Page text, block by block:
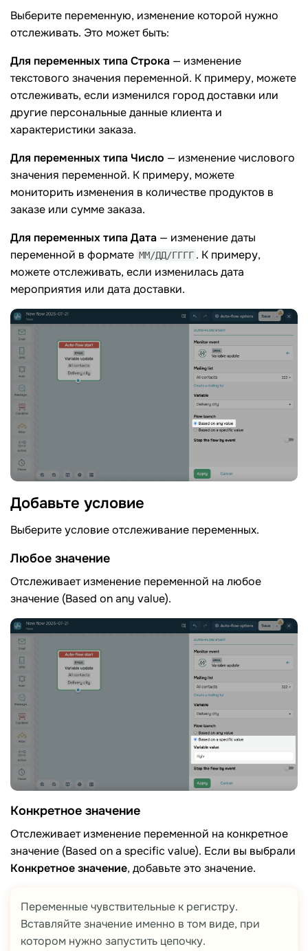
Выберите переменную, изменение которой нужно
отслеживать. Это может быть:
Для переменных типаСтрока — изменение
текстового значения переменной. К примеру, можете
отслеживать, если изменился город доставки или
другие персональные данные клиента и
характеристики заказа.
Для переменных типаЧисло — изменение числового
значения переменной. К примеру, можете
мониторить изменения в количестве продуктов в
заказе или сумме заказа.
Для переменных типаДата — изменение даты
переменной в формате ММ/ДД/ГГГГ . К примеру,
можете отслеживать, если изменилась дата
мероприятия или дата доставки.
Добавьте условие
Выберите условие отслеживание переменных.
Любое значение
Отслеживает изменение переменной на любое
значение (Based on any value).
Конкретное значение
Отслеживает изменение переменной на конкретное
значение (Based on a specific value). Если вы выбрали
Конкретное значение, добавьте это значение.
Переменные чувствительные к регистру.
Вставляйте значение именно в том виде, при
котором нужно запустить цепочку.